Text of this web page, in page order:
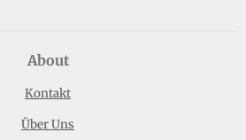
About
Kontakt
Über Uns